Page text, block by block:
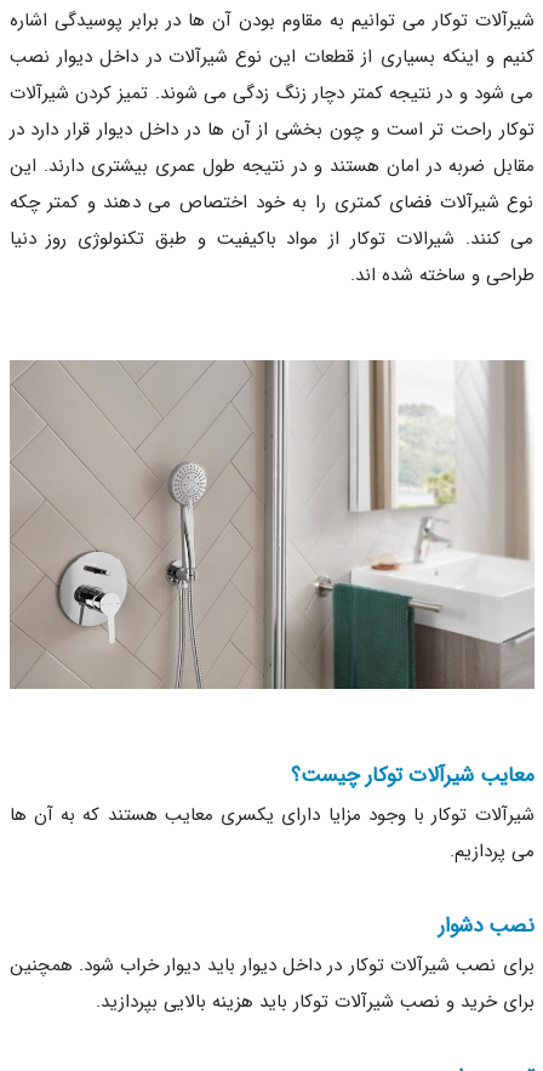
توکار می توانیم به مقاوم بودن آن ها در برابر پوسیدگی اشاره
و اینکه بسیاری از قطعات این نوع شیرآلات در داخل دیوار نصب
و در نتیجه کمتر دچار زنگ زدگی می شوند. تمیز کردن شیرآلات
راحت تر است و چون بخشی از آن ها در داخل دیوار قرار دارد در
ضربه در امان هستند و در نتیجه طول عمری بیشتری دارند. این
شیرآلات فضای کمتری را به خود اختصاص می دهند و کمتر چکه
شیرالات توکار از مواد باکیفیت و طبق تکنولوژی روز دنیا
و ساخته شده اند.
شیرآلات توکار چیست؟
توکار با وجود مزایا دارای یکسری معایب هستند که به آن ها
دشوار
نصب شیرآلات توکار در داخل دیوار باید دیوار خراب شود. همچنین
خرید و نصب شیرآلات توکار باید هزینه بالایی بپردازید.